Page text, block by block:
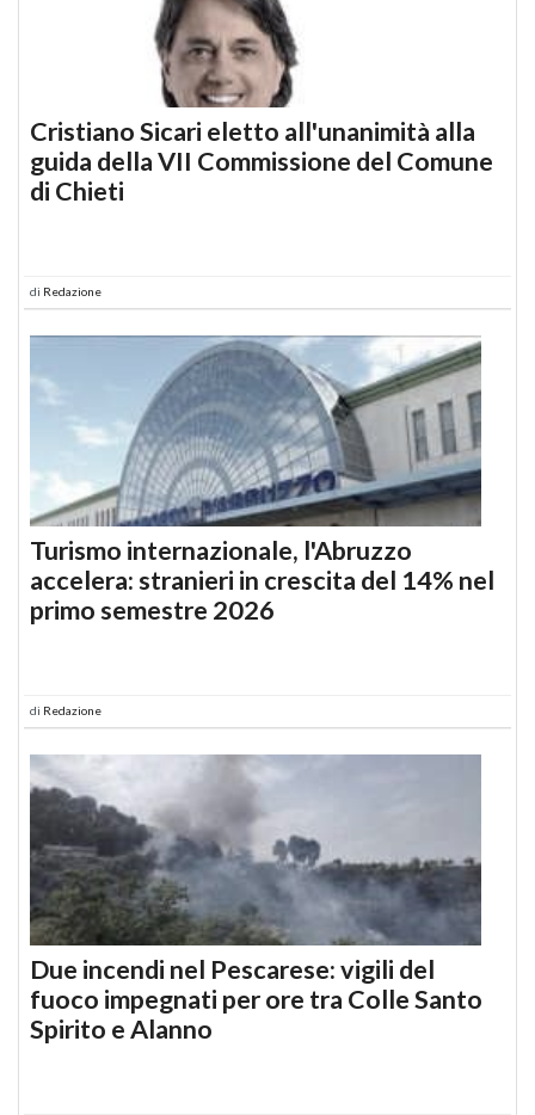
Cristiano Sicari eletto all'unanimità alla
guida della VII Commissione del Comune
di Chieti
di Redazione
Turismo internazionale, l'Abruzzo
accelera: stranieri in crescita del 14% nel
primo semestre 2026
di Redazione
Due incendi nel Pescarese: vigili del
fuoco impegnati per ore tra Colle Santo
Spirito e Alanno